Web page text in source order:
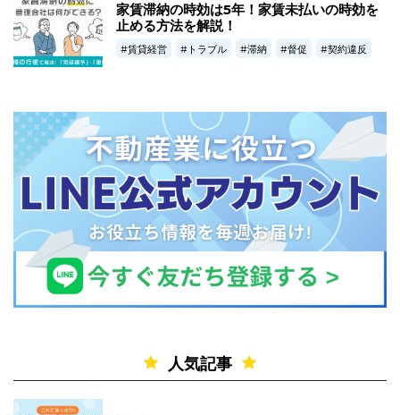
家賃滞納の時効は5年！家賃未払いの時効を
止める方法を解説！
賃貸経営 トラブル 滞納 督促 契約違反
人気記事